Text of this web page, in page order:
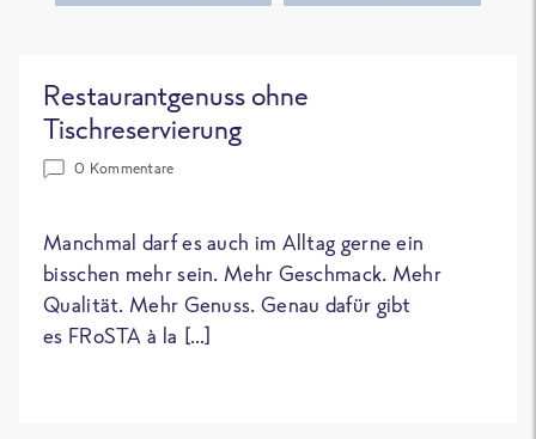
Restaurantgenuss ohne
Tischreservierung
0 Kommentare
Manchmal darf es auch im Alltag gerne ein
bisschen mehr sein. Mehr Geschmack. Mehr
Qualität. Mehr Genuss. Genau dafür gibt
es FRoSTA à la […]